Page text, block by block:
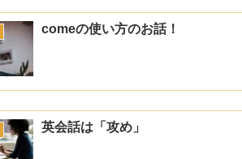
comeの使い方のお話！
英会話は「攻め」